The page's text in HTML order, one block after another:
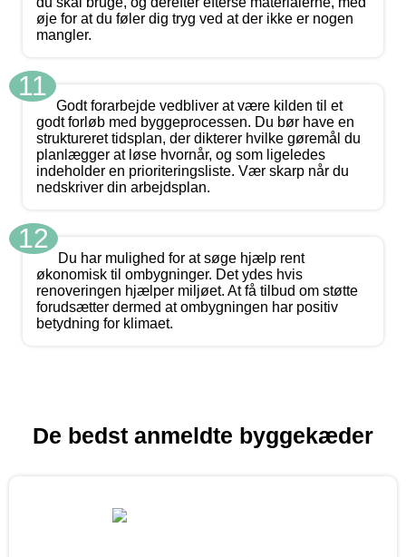
øje for at du føler dig tryg ved at der ikke er nogen
mangler.
11
Godt forarbejde vedbliver at være kilden til et
godt forløb med byggeprocessen. Du bør have en
struktureret tidsplan, der dikterer hvilke gøremål du
planlægger at løse hvornår, og som ligeledes
indeholder en prioriteringsliste. Vær skarp når du
nedskriver din arbejdsplan.
12
Du har mulighed for at søge hjælp rent
økonomisk til ombygninger. Det ydes hvis
renoveringen hjælper miljøet. At få tilbud om støtte
forudsætter dermed at ombygningen har positiv
betydning for klimaet.
De bedst anmeldte byggekæder